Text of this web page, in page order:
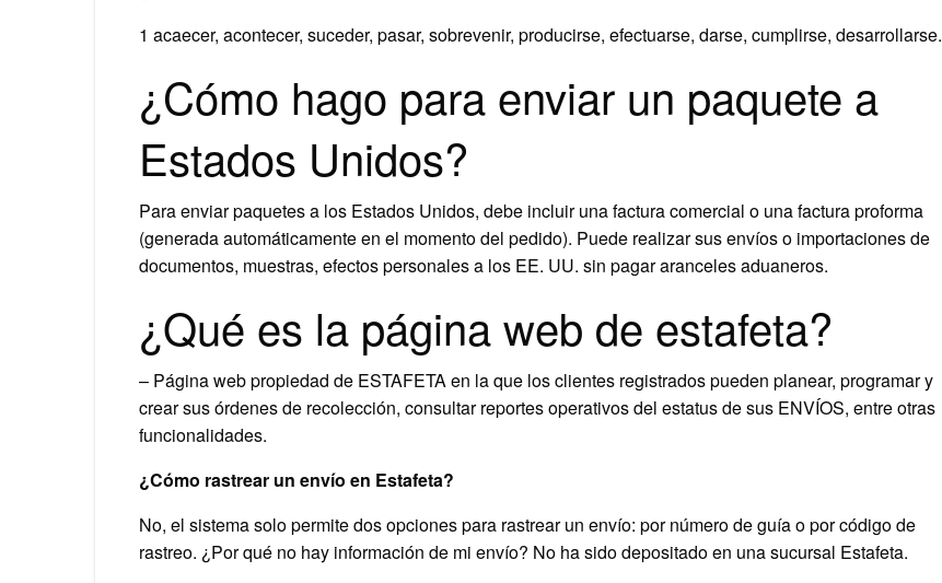
1 acaecer, acontecer, suceder, pasar, sobrevenir, producirse, efectuarse, darse, cumplirse, desarrollarse.
¿Cómo hago para enviar un paquete a
Estados Unidos?
Para enviar paquetes a los Estados Unidos, debe incluir una factura comercial o una factura proforma
(generada automáticamente en el momento del pedido). Puede realizar sus envíos o importaciones de
documentos, muestras, efectos personales a los EE. UU. sin pagar aranceles aduaneros.
¿Qué es la página web de estafeta?
– Página web propiedad de ESTAFETA en la que los clientes registrados pueden planear, programar y
crear sus órdenes de recolección, consultar reportes operativos del estatus de sus ENVÍOS, entre otras
funcionalidades.
¿Cómo rastrear un envío en Estafeta?
No, el sistema solo permite dos opciones para rastrear un envío: por número de guía o por código de
rastreo. ¿Por qué no hay información de mi envío? No ha sido depositado en una sucursal Estafeta.